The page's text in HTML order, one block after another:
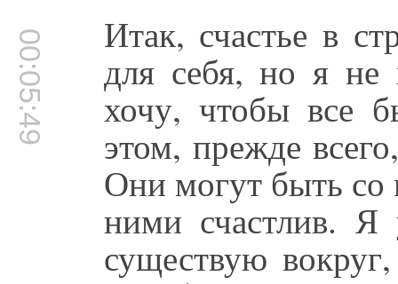
00:05:49 Итак, счастье в
для себя, но я не
хочу, чтобы все
этом, прежде
Они могут быть со
ними счастлив. Я
существую